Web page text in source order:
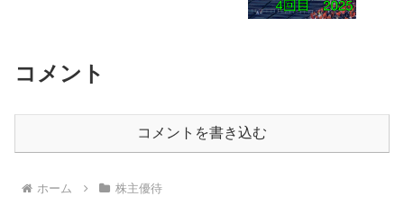
コメント
コメントを書き込む
ホーム 株主優待